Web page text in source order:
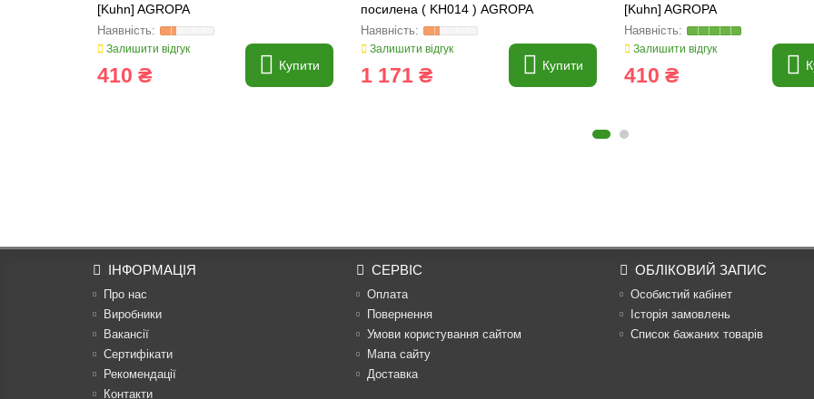
[Kuhn] AGROPA
Залишити відгук
410 ₴ Купити
посилена ( KH014 ) AGROPA
Залишити відгук
1 171 ₴ Купити
[Kuhn] AGROPA
Залишити відгук
410 ₴
ІНФОРМАЦІЯ
Про нас
Виробники
Вакансії
Сертифікати
Рекомендації
Контакти
СЕРВІС
Оплата
Повернення
Умови користування сайтом
Мапа сайту
Доставка
ОБЛІКОВИЙ ЗАПИС
Особистий кабінет
Історія замовлень
Список бажаних товарів